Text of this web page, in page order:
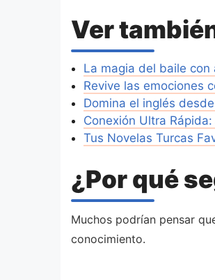
Ver
La magia del baile
Revive las emociones
Domina el inglés
Conexión Ultra
Tus Novelas Turcas
¿Por qué
Muchos podrían pensar
conocimiento.